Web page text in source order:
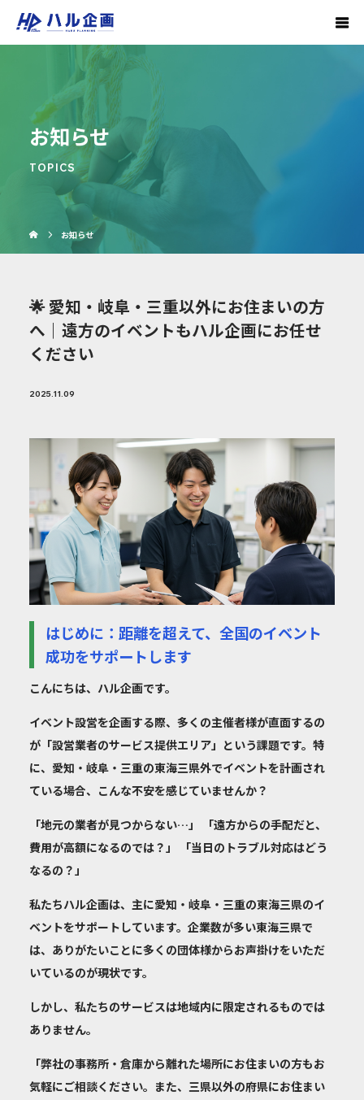
お知らせ
TOPICS
お知らせ
🌟 愛知・岐阜・三重以外にお住まいの方
へ｜遠方のイベントもハル企画にお任せ
ください
2025.11.09
はじめに：距離を超えて、全国のイベント
成功をサポートします
こんにちは、ハル企画です。
イベント設営を企画する際、多くの主催者様が直面するの
が「設営業者のサービス提供エリア」という課題です。特
に、愛知・岐阜・三重の東海三県外でイベントを計画され
ている場合、こんな不安を感じていませんか？
「地元の業者が見つからない…」 「遠方からの手配だと、
費用が高額になるのでは？」 「当日のトラブル対応はどう
なるの？」
私たちハル企画は、主に愛知・岐阜・三重の東海三県のイ
ベントをサポート しています。企業数が多い東海三県で
は、ありがたいことに多くの団体様からお声掛けをいただ
いているのが現状です。
しかし、私たちのサービスは地域内に限定されるものでは
ありません。
「弊社の事務所・倉庫から離れた場所にお住まいの方もお
気軽にご相談ください。また、三県以外の府県にお住まい